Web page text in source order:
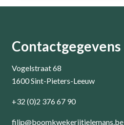
Contactgegevens
Vogelstraat 68
1600 Sint-Pieters-Leeuw
+32 (0)2 376 67 90
filip@boomkwekerijtielemans.be